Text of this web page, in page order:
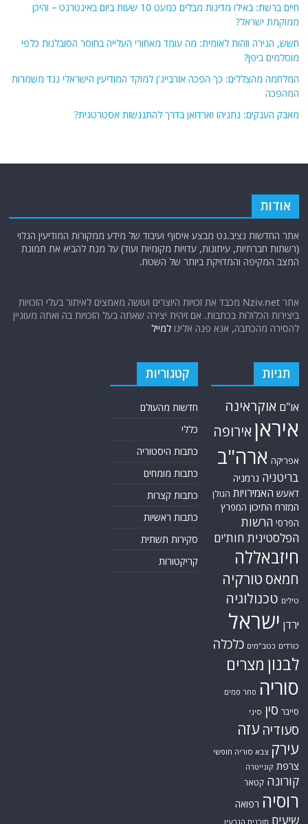
חיים ברשת: באילו מדינות מבלים כמעט 10 שעות ביום באינטרנט – והיכן
ממוקמת ישראל?
חשש, הגירה וזהות לאומית: מה עומד מאחורי העלייה בחוסר הסובלנות כלפי
מוסלמים ביפן?
המלחמה מהצללים: כך הפכה אזרבייג'ן למוקד המודיעין הישראלי נגד משמרות
המהפכה
מאבק הענקים: נתניהו וארדואן בדרך להתנגשות אסטרטגית?
אודות
אתר החדשות נציב.נט מבצע איסוף ועיבוד של מידע ממקורות המודיעין הגלוי
(רשתות חברתיות, עיתונות, עדויות מקומיות ועוד) על מנת להביא את תמונת
המצב המקיפה והמדויקת ביותר של השטח.
אתר Nziv.net מכבד את זכויות היוצרים ועושה מאמצים לאיתור בעלי הזכויות
ביצירות הכלולות בכתבות. אם זיהית יצירה שאתה בעל הזכויות בה ואתה מעוניין
להסירה מהכתבה, אנא פנה אלינולמייל
תגיות
או"ם אוקראינה
איראן אירופה
אפריקה ארה"ב
בריטניה גרמניה
דאעש האמירויות הגולן
המזרח התיכון המפרץ
הפרסי הרשות
הפלסטינית חות'ים
חיזבאללה
חמאס טורקיה
טילים טכנולוגיה
ירדן ישראל
כורדים כטב"מים כלכלה
לבנון מצרים
סוריה סחר סמים
סייבר סין סיני
סעודיה עזה
עירק צבא סוריה חופשי
צרפת קונייטרה
קורונה קטאר
רוסיה רפואה
שיעים תוכנית הגרעין
קטגוריות
חדשות מהעולם
כללי
כתבות היסטוריה
כתבות מומחים
כתבות קצרות
כתבות ראשיות
סקירות תשתית
קריקטורות